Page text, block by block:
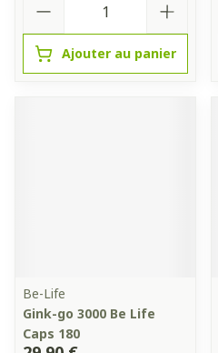
Ajouter au panier
Be-Life
Gink-go 3000 Be Life
Caps 180